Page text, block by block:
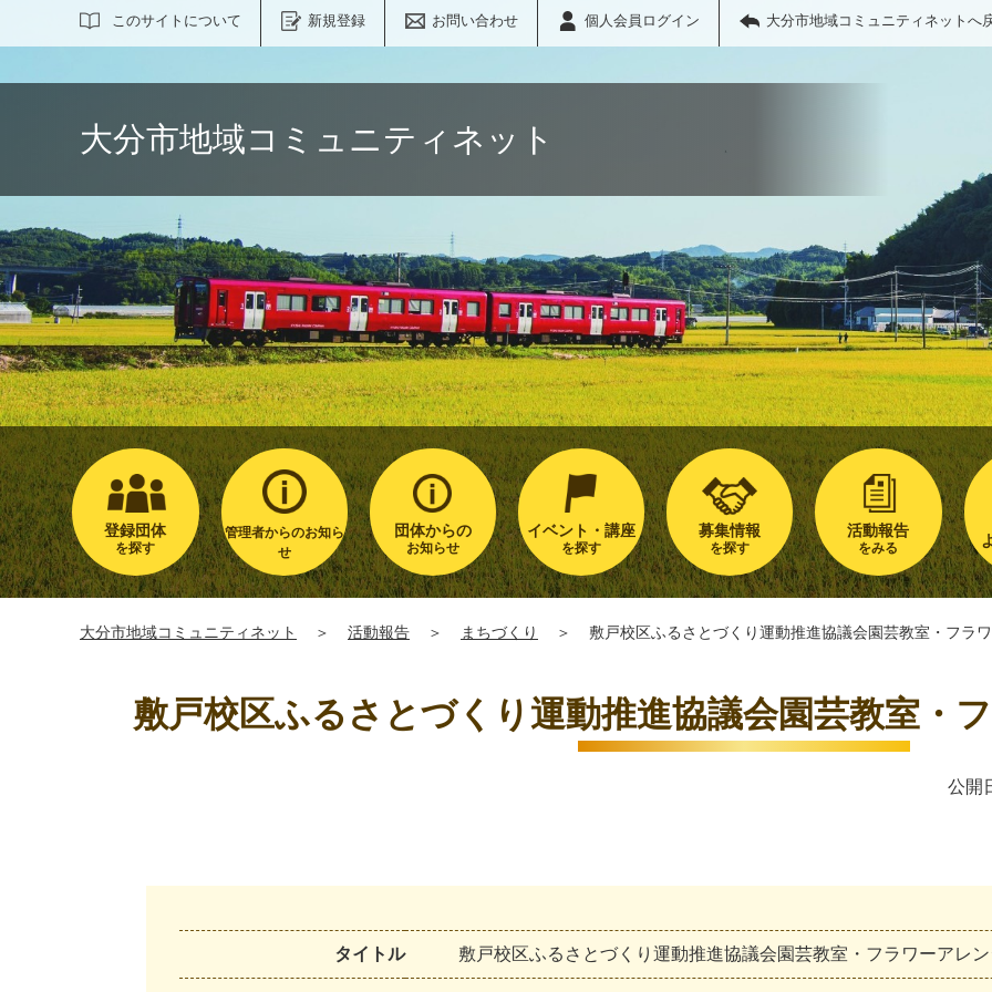
このサイトについて 新規登録 お問い合わせ 個人会員ログイン 大分市地域コミュニティネットへ
サイト内検索
大分市地域コミュニティネット
登録団体
を探す
管理者からのお知ら
せ
団体からの
お知らせ
イベント・講座
を探す
募集情報
を探す
活動報告
をみる
大分市地域コミュニティネット ＞ 活動報告 ＞ まちづくり ＞ 敷戸校区ふるさとづくり運動推進協議会園芸教室・フラ
敷戸校区ふるさとづくり運動推進協議会園芸教室・
公開
タイトル 敷 戸校区ふる さ とづく り 運動推進協議会園芸教室 ・ フラ ワーアレ ン